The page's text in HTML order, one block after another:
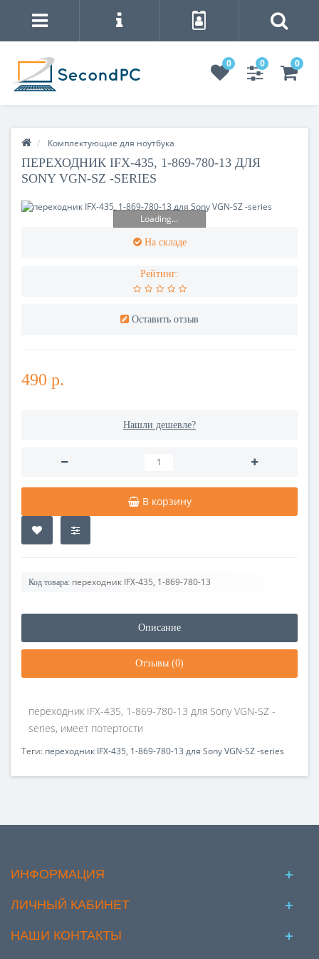
0 0 0
Комплектующие для ноутбука
ПЕРЕХОДНИК IFX-435, 1-869-780-13 ДЛЯ
SONY VGN-SZ -SERIES
Loading...
На складе
Рейтинг:
Оставить отзыв
490 р.
Нашли дешевле?
В корзину
Код товара: переходник IFX-435, 1-869-780-13
Описание
Отзывы (0)
переходник IFX-435, 1-869-780-13 для Sony VGN-SZ -
series, имеет потертости
Теги: переходник IFX-435, 1-869-780-13 для Sony VGN-SZ -series
ИНФОРМАЦИЯ
ЛИЧНЫЙ КАБИНЕТ
НАШИ КОНТАКТЫ